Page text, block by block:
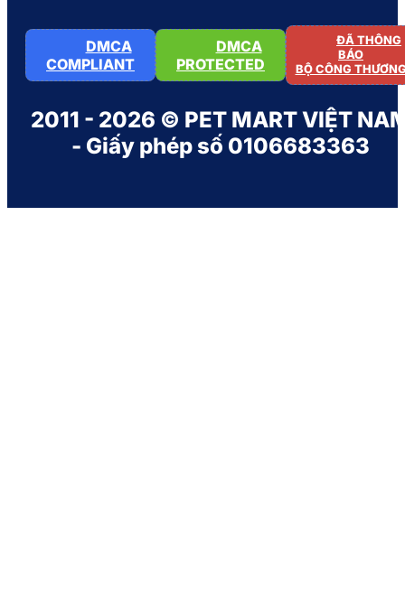
DMCA
COMPLIANT
DMCA
PROTECTED
ĐÃ THÔNG
BÁO
BỘ CÔNG
2011 - 2026 © PET MART VIỆT
- Giấy phép số 0106683363